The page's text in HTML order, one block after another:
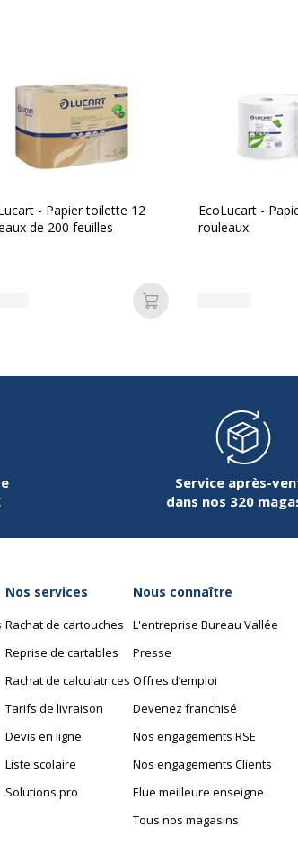
Données d'identification
Code barre maitre
Référence produit
- Papier toilette 12
de 200 feuilles
Ajouter au panier
EcoLucart -
rouleaux
Service après-
dans nos 320
Nos services
Rachat de cartouches
Reprise de cartables
Rachat de calculatrices
Tarifs de livraison
Devis en ligne
Liste scolaire
Solutions pro
Nous connaître
L'entreprise Bureau Vallée
Presse
Offres d’emploi
Devenez franchisé
Nos engagements RSE
Nos engagements Clients
Elue meilleure enseigne
Tous nos magasins